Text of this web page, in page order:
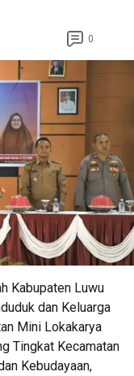
0
Kabupaten Luwu
dan Keluarga
Mini Lokakarya
Tingkat Kecamatan
Kebudayaan,